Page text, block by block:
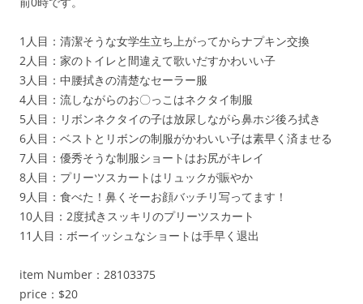
1人目：清潔そうな女学生立ち上がってからナプキン交換
2人目：家のトイレと間違えて歌いだすかわいい子
3人目：中腰拭きの清楚なセーラー服
4人目：流しながらのお〇っこはネクタイ制服
5人目：リボンネクタイの子は放尿しながら鼻ホジ後ろ拭き
6人目：ベストとリボンの制服がかわいい子は素早く済ませる
7人目：優秀そうな制服ショートはお尻がキレイ
8人目：プリーツスカートはリュックが賑やか
9人目：食べた！鼻くそーお顔バッチリ写ってます！
10人目：2度拭きスッキリのプリーツスカート
11人目：ボーイッシュなショートは手早く退出
item Number：28103375
price：$20